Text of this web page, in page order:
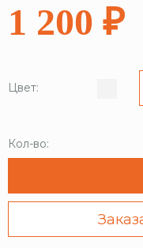
1 200 ₽
Цвет:
Кол-во: